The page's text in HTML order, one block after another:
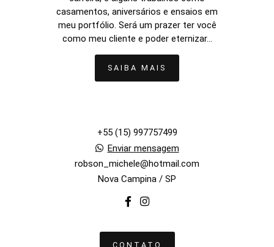
casamentos, aniversários e ensaios em
meu portfólio. Será um prazer ter você
como meu cliente e poder eternizar...
SAIBA MAIS
+55 (15) 997757499
Enviar mensagem
robson_michele@hotmail.com
Nova Campina / SP
CONTATO